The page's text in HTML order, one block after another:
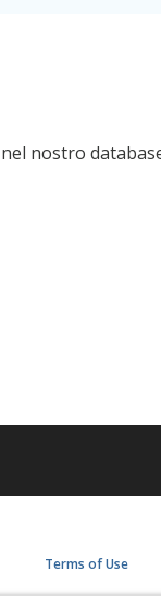
nostro
Terms of Use
Privacy Policy